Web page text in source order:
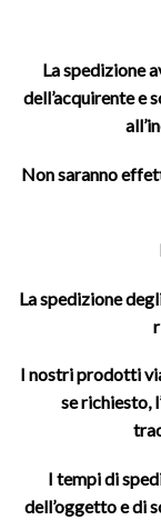
La spedizione
dell’acquirente e
Non saranno
La spedizione
I nostri prodotti
se richiesto,
I tempi di
dell’oggetto e di